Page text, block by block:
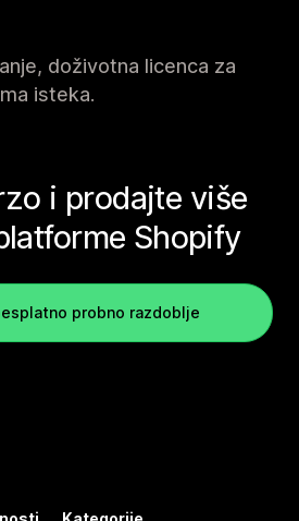
doživotna licenca za
isteka.
i prodajte više
Shopify
probno razdoblje